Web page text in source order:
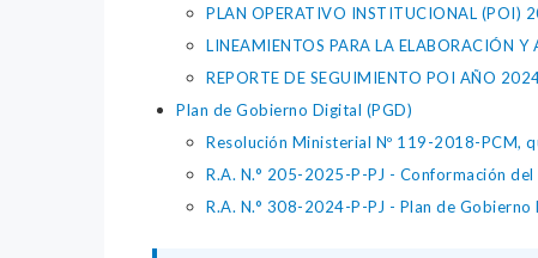
PLAN OPERATIVO INSTITUCIONAL (POI)
LINEAMIENTOS PARA LA ELABORACIÓN
REPORTE DE SEGUIMIENTO POI AÑO
Plan de Gobierno Digital (PGD)
Resolución Ministerial Nº 119-2018-PCM,
R.A. N.° 205-2025-P-PJ - Conformación
R.A. N.° 308-2024-P-PJ - Plan de